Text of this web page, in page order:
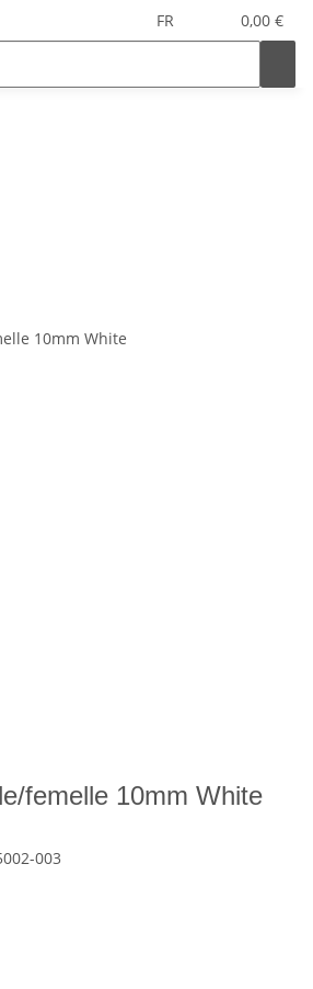
FR 0,00 €
femelle 10mm White
003